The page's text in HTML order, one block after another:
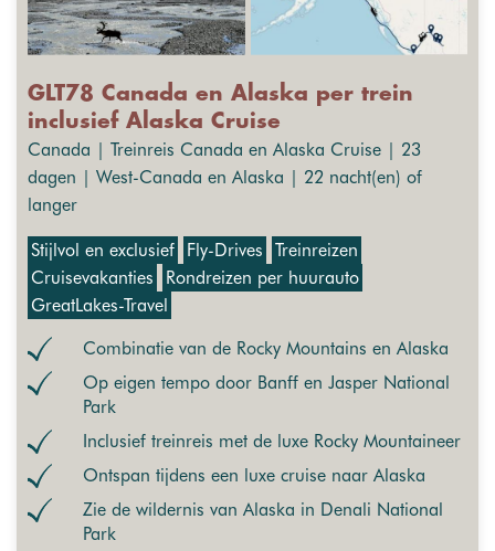
GLT78 Canada en Alaska per trein
inclusief Alaska Cruise
Canada | Treinreis Canada en Alaska Cruise | 23
dagen | West-Canada en Alaska | 22 nacht(en) of
langer
Stijlvol en exclusief Fly-Drives
Treinreizen
Cruisevakanties
Rondreizen per huurauto
GreatLakes-Travel
Combinatie van de Rocky Mountains en Alaska
Op eigen tempo door Banff en Jasper National
Park
Inclusief treinreis met de luxe Rocky Mountaineer
Ontspan tijdens een luxe cruise naar Alaska
Zie de wildernis van Alaska in Denali National
Park